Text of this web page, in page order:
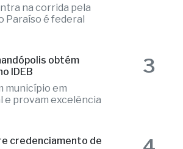
na corrida pela
Paraíso é federal
obtém
IDEB
município em
e provam excelência
3
credenciamento de